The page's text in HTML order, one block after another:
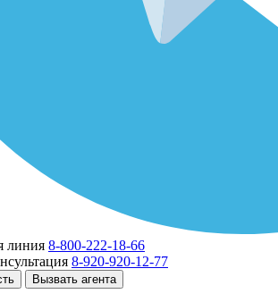
линия 8-800-222-18-66
8-920-920-12-77
Вызвать агента